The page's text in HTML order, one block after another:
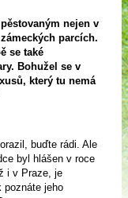
nejen v
parcích.
se také
Bohužel se v
který tu nemá
buďte rádi. Ale
byl hlášen v roce
i v Praze, je
poznáte jeho